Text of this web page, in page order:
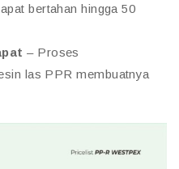
bertahan hingga 50
– Proses
las PPR membuatnya